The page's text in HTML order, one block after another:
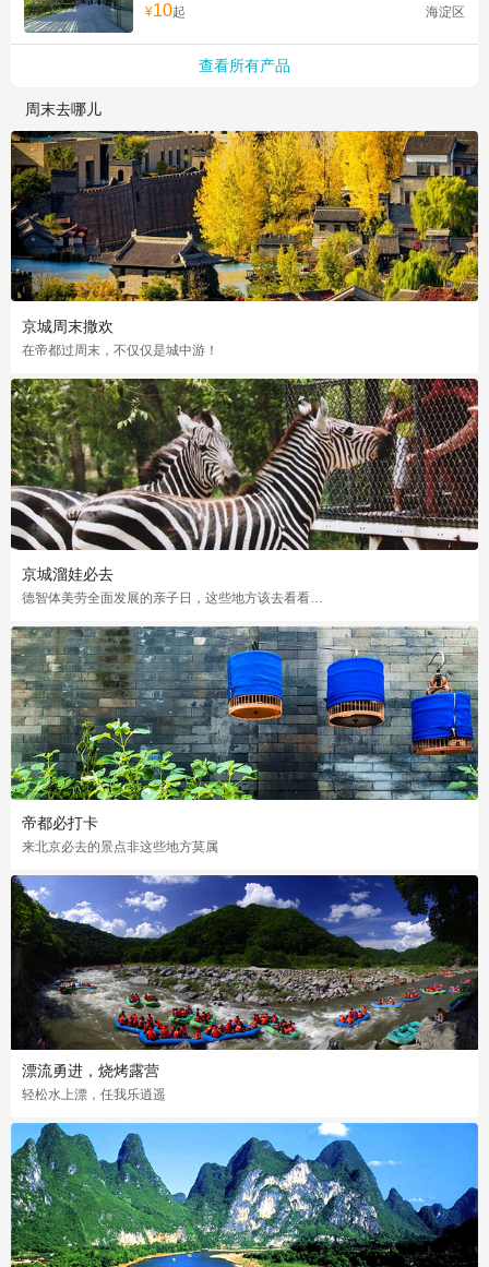
¥10起 海淀区
查看所有产品
周末去哪儿
京城周末撒欢
在帝都过周末，不仅仅是城中游！
京城溜娃必去
德智体美劳全面发展的亲子日，这些地方该去看看…
帝都必打卡
来北京必去的景点非这些地方莫属
漂流勇进，烧烤露营
轻松水上漂，任我乐逍遥